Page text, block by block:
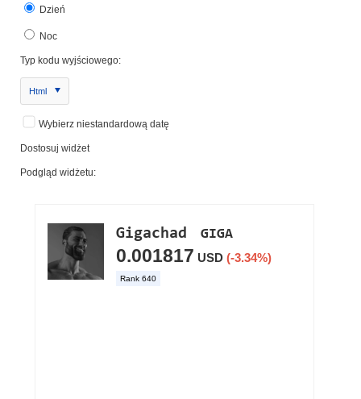
Dzień
Noc
Typ kodu wyjściowego:
Html
Wybierz niestandardową datę
Dostosuj widżet
Podgląd widżetu: